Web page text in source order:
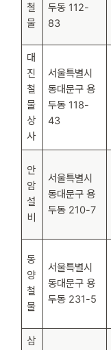
철
물
두동 112-
83
대
진
철
물
상
사
서울특별시
동대문구 용
두동 118-
43
안
암
설
비
서울특별시
동대문구 용
두동 210-7
동
양
철
물
서울특별시
동대문구 용
두동 231-5
삼